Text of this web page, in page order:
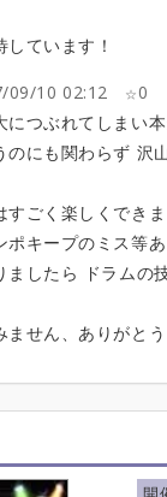
ています！
09/10 02:12
0
つぶれてしまい
のにも関わらず 沢
ごく楽しくできま
ポキープのミス等
ましたら ドラムの
せん、ありがとう